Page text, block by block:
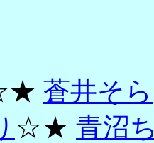
蒼井そら
☆★ 青沼